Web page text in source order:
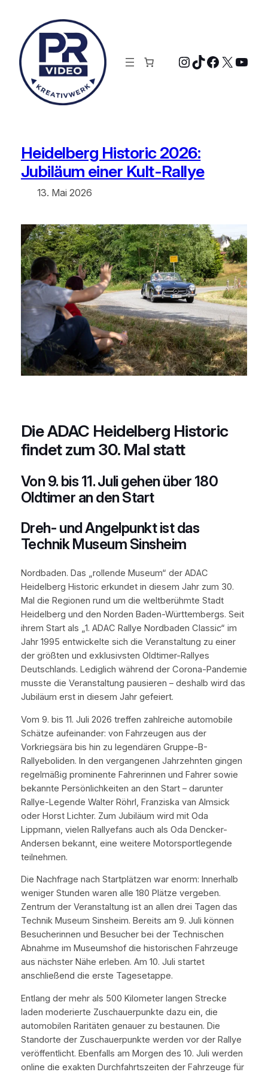
springen
Instagram
TikTok
X
Heidelberg Historic 2026:
Jubiläum einer Kult-Rallye
13. Mai 2026
Die ADAC Heidelberg Historic
findet zum 30. Mal statt
Von 9. bis 11. Juli gehen über 180
Oldtimer an den Start
Dreh- und Angelpunkt ist das
Technik Museum Sinsheim
Nordbaden. Das „rollende Museum“ der ADAC
Heidelberg Historic erkundet in diesem Jahr zum 30.
Mal die Regionen rund um die weltberühmte Stadt
Heidelberg und den Norden Baden-Württembergs. Seit
ihrem Start als „1. ADAC Rallye Nordbaden Classic“ im
Jahr 1995 entwickelte sich die Veranstaltung zu einer
der größten und exklusivsten Oldtimer-Rallyes
Deutschlands. Lediglich während der Corona-Pandemie
musste die Veranstaltung pausieren – deshalb wird das
Jubiläum erst in diesem Jahr gefeiert.
Vom 9. bis 11. Juli 2026 treffen zahlreiche automobile
Schätze aufeinander: von Fahrzeugen aus der
Vorkriegsära bis hin zu legendären Gruppe-B-
Rallyeboliden. In den vergangenen Jahrzehnten gingen
regelmäßig prominente Fahrerinnen und Fahrer sowie
bekannte Persönlichkeiten an den Start – darunter
Rallye-Legende Walter Röhrl, Franziska van Almsick
oder Horst Lichter. Zum Jubiläum wird mit Oda
Lippmann, vielen Rallyefans auch als Oda Dencker-
Andersen bekannt, eine weitere Motorsportlegende
teilnehmen.
Die Nachfrage nach Startplätzen war enorm: Innerhalb
weniger Stunden waren alle 180 Plätze vergeben.
Zentrum der Veranstaltung ist an allen drei Tagen das
Technik Museum Sinsheim. Bereits am 9. Juli können
Besucherinnen und Besucher bei der Technischen
Abnahme im Museumshof die historischen Fahrzeuge
aus nächster Nähe erleben. Am 10. Juli startet
anschließend die erste Tagesetappe.
Entlang der mehr als 500 Kilometer langen Strecke
laden moderierte Zuschauerpunkte dazu ein, die
automobilen Raritäten genauer zu bestaunen. Die
Standorte der Zuschauerpunkte werden vor der Rallye
veröffentlicht. Ebenfalls am Morgen des 10. Juli werden
online die exakten Durchfahrtszeiten der Fahrzeuge für